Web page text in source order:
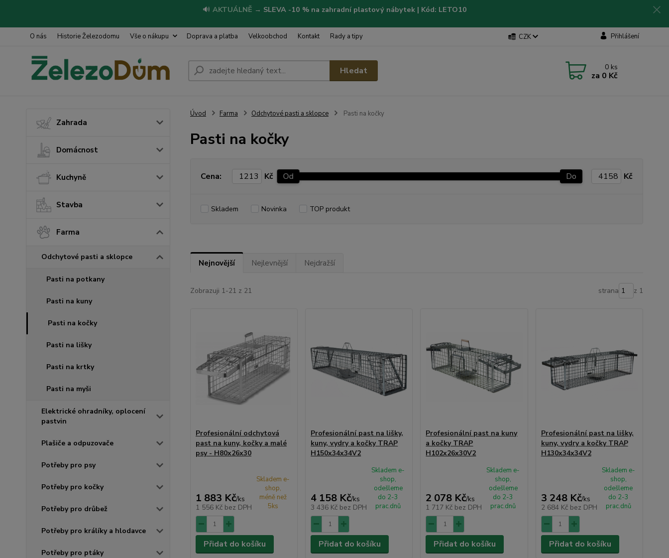
🔊 AKTUÁLNĚ → SLEVA -10 % na zahradní plastový nábytek | Kód: LETO10
O nás Historie Železodomu Vše o nákupu Doprava a platba Velkoobchod Kontakt Rady a tipy CZK Přihlášení
Hledat 0 ks
za 0 Kč
Zahrada
Domácnost
Kuchyně
Stavba
Farma
Odchytové pasti a sklopce
Pasti na potkany
Pasti na kuny
Pasti na kočky
Pasti na lišky
Pasti na krtky
Pasti na myši
Elektrické ohradníky, oplocení
pastvin
Plašiče a odpuzovače
Potřeby pro psy
Potřeby pro kočky
Potřeby pro drůbež
Potřeby pro králíky a hlodavce
Potřeby pro ptáky
Úvod Farma Odchytové pasti a sklopce Pasti na kočky
Pasti na kočky
Cena: Kč Od Do Kč
Skladem Novinka TOP produkt
Nejnovější Nejlevnější Nejdražší
Zobrazuji 1-21 z 21 strana z 1
Profesionální odchytová
past na kuny, kočky a malé
psy - H80x26x30
1 883 Kč/ks
1 556 Kč bez DPH
Skladem e-
shop,
méně než
5ks
Přidat do košíku
Profesionální past na lišky,
kuny, vydry a kočky TRAP
H150x34x34V2
4 158 Kč/ks
3 436 Kč bez DPH
Skladem e-
shop,
odešleme
do 2-3
prac.dnů
Přidat do košíku
Profesionální past na kuny
a kočky TRAP
H102x26x30V2
2 078 Kč/ks
1 717 Kč bez DPH
Skladem e-
shop,
odešleme
do 2-3
prac.dnů
Přidat do košíku
Profesionální past na lišky,
kuny, vydry a kočky TRAP
H130x34x34V2
3 248 Kč/ks
2 684 Kč bez DPH
Skladem e-
shop,
odešleme
do 2-3
prac.dnů
Přidat do košíku